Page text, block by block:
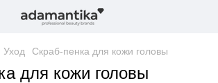
Уход Скраб-пенка для кожи головы
для кожи головы